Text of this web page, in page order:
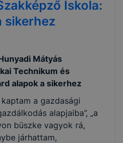
Iskola:
sikerhez
Mátyás
Technikum és
alapok a sikerhez
a gazdasági
alapjaiba”, „a
büszke vagyok rá,
járhattam,